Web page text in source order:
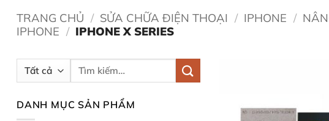
TRANG CHỦ / SỬA CHỮA ĐIỆN THOẠI / IPHONE /
IPHONE / IPHONE X SERIES
Tìm
DANH MỤC SẢN PHẨM